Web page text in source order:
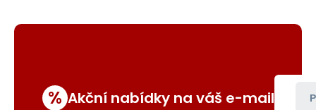
% Akční nabídky na váš e-mail